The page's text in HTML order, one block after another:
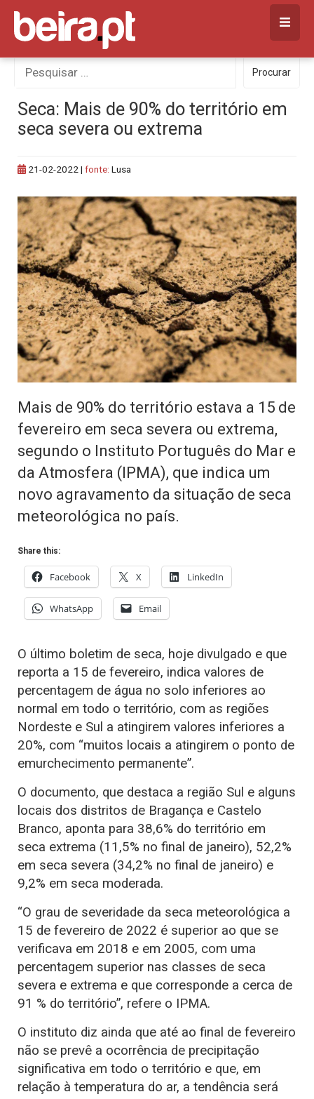
Skip
content
Procurar
por:
Procurar
Seca: Mais de 90% do território em
seca severa ou extrema
21-02-2022 | fonte: Lusa
Mais de 90% do território estava a 15 de
fevereiro em seca severa ou extrema,
segundo o Instituto Português do Mar e
da Atmosfera (IPMA), que indica um
novo agravamento da situação de seca
meteorológica no país.
Share this:
Facebook X LinkedIn
WhatsApp Email
O último boletim de seca, hoje divulgado e que
reporta a 15 de fevereiro, indica valores de
percentagem de água no solo inferiores ao
normal em todo o território, com as regiões
Nordeste e Sul a atingirem valores inferiores a
20%, com “muitos locais a atingirem o ponto de
emurchecimento permanente”.
O documento, que destaca a região Sul e alguns
locais dos distritos de Bragança e Castelo
Branco, aponta para 38,6% do território em
seca extrema (11,5% no final de janeiro), 52,2%
em seca severa (34,2% no final de janeiro) e
9,2% em seca moderada.
“O grau de severidade da seca meteorológica a
15 de fevereiro de 2022 é superior ao que se
verificava em 2018 e em 2005, com uma
percentagem superior nas classes de seca
severa e extrema e que corresponde a cerca de
91 % do território”, refere o IPMA.
O instituto diz ainda que até ao final de fevereiro
não se prevê a ocorrência de precipitação
significativa em todo o território e que, em
relação à temperatura do ar, a tendência será